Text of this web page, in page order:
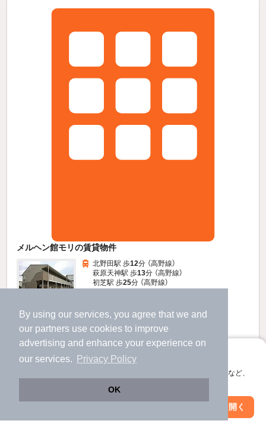
By using our services, you agree that we and
our partners use cookies to improve
advertising and enhance your experience on
our services.
Privacy Policy
OK
アプリに切り替えて、サクサクお部屋探し
会員登録なしですぐ使える。マップ検索やお気に入り保存など、
アプリを開く
メルヘン館モリの賃貸物件
すべての写真
北野田駅 歩12分 （高野線）
萩原天神駅 歩13分 （高野線）
初芝駅 歩25分 （高野線）
2階建 / 33年1ヶ月 / 鉄骨造
駐車場あり 駐輪場あり
新着 5万円
（管理費2,800円）
礼 不要
絞り込み条件を変更